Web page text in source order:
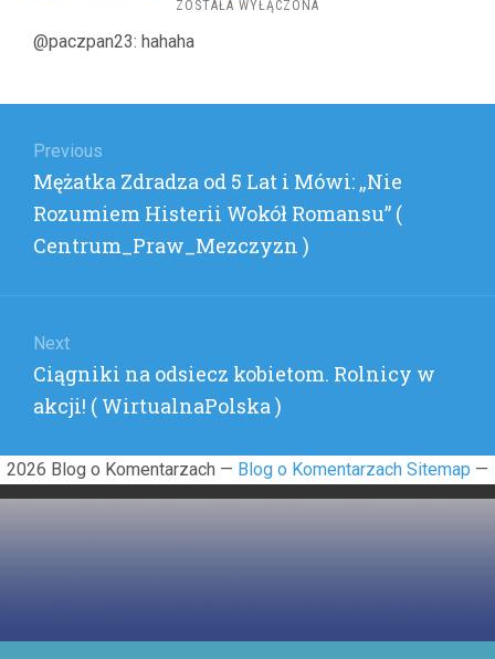
W
CIĘŻKICH
CZY
KOBIETA
CZŁOWIEK?
ZOSTAŁA WYŁĄCZONA
@paczpan23: hahaha
wpisu
Previous
Previous
post:
Mężatka Zdradza od 5 Lat i Mówi: „Nie
Rozumiem Histerii Wokół Romansu” (
Centrum_Praw_Mezczyzn )
Next
Next
post:
Ciągniki na odsiecz kobietom. Rolnicy w
akcji! ( WirtualnaPolska )
2026 Blog o Komentarzach — Blog o Komentarzach Sitemap —